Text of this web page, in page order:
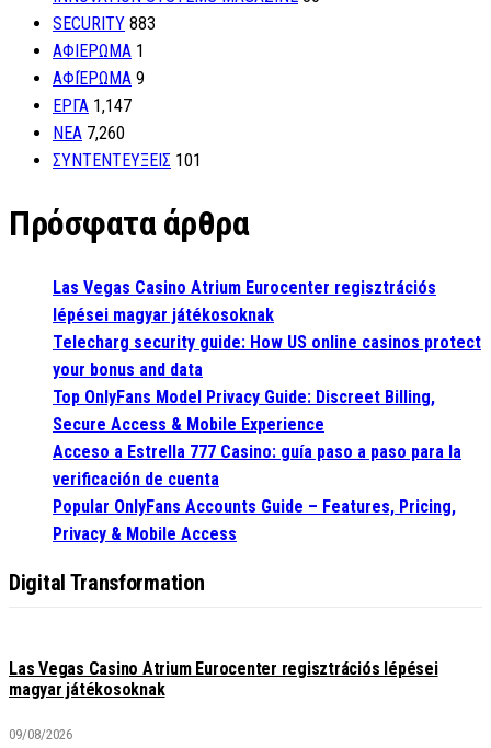
SECURITY 883
ΑΦΙΕΡΩΜΑ 1
ΑΦΙΈΡΩΜΑ 9
ΕΡΓΑ 1,147
ΝΕΑ 7,260
ΣΥΝΤΕΝΤΕΥΞΕΙΣ 101
Πρόσφατα άρθρα
Las Vegas Casino Atrium Eurocenter regisztrációs
lépései magyar játékosoknak
Telecharg security guide: How US online casinos protect
your bonus and data
Top OnlyFans Model Privacy Guide: Discreet Billing,
Secure Access & Mobile Experience
Acceso a Estrella 777 Casino: guía paso a paso para la
verificación de cuenta
Popular OnlyFans Accounts Guide – Features, Pricing,
Privacy & Mobile Access
Digital Transformation
Las Vegas Casino Atrium Eurocenter regisztrációs lépései
magyar játékosoknak
09/08/2026